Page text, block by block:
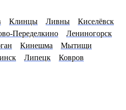
Клинцы Ливны
Киселёвск
Переделкино
Лениногорск
Кинешма
Мытищи
Липецк
Ковров